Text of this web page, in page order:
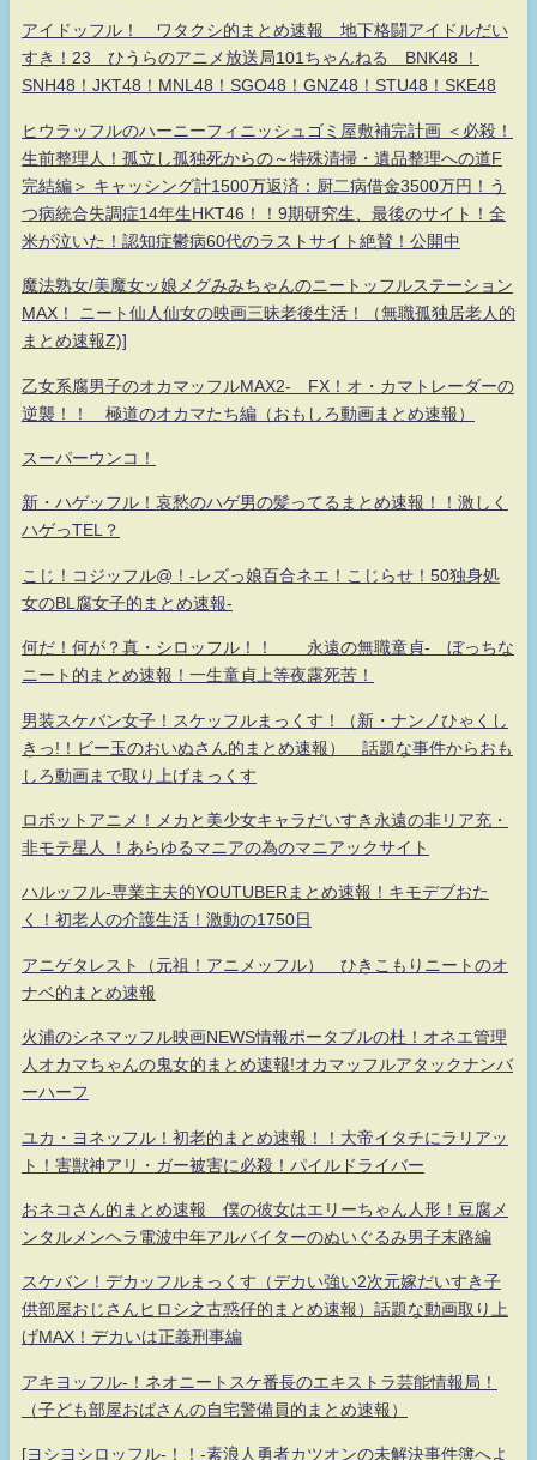
アイドッフル！ ワタクシ的まとめ速報 地下格闘アイドルだい
すき！23 ひうらのアニメ放送局101ちゃんねる BNK48 ！
SNH48！JKT48！MNL48！SGO48！GNZ48！STU48！SKE48
ヒウラッフルのハーニーフィニッシュゴミ屋敷補完計画 ＜必殺！
生前整理人！孤立し孤独死からの～特殊清掃・遺品整理への道F
完結編＞ キャッシング計1500万返済：厨二病借金3500万円！う
つ病統合失調症14年生HKT46！！9期研究生、最後のサイト！全
米が泣いた！認知症鬱病60代のラストサイト絶賛！公開中
魔法熟女/美魔女ッ娘メグみみちゃんのニートッフルステーション
MAX！ ニート仙人仙女の映画三昧老後生活！（無職孤独居老人的
まとめ速報Z)]
乙女系腐男子のオカマッフルMAX2- FX！オ・カマトレーダーの
逆襲！！ 極道のオカマたち編（おもしろ動画まとめ速報）
スーパーウンコ！
新・ハゲッフル！哀愁のハゲ男の髪ってるまとめ速報！！激しく
ハゲっTEL？
こじ！コジッフル@！-レズっ娘百合ネエ！こじらせ！50独身処
女のBL腐女子的まとめ速報-
何だ！何が？真・シロッフル！！ 永遠の無職童貞- ぼっちな
ニート的まとめ速報！一生童貞上等夜露死苦！
男装スケバン女子！スケッフルまっくす！（新・ナンノひゃくし
きっ!！ビー玉のおいぬさん的まとめ速報） 話題な事件からおも
しろ動画まで取り上げまっくす
ロボットアニメ！メカと美少女キャラだいすき永遠の非リア充・
非モテ星人 ！あらゆるマニアの為のマニアックサイト
ハルッフル-専業主夫的YOUTUBERまとめ速報！キモデブおた
く！初老人の介護生活！激動の1750日
アニゲタレスト（元祖！アニメッフル） ひきこもりニートのオ
ナベ的まとめ速報
火浦のシネマッフル映画NEWS情報ポータブルの杜！オネエ管理
人オカマちゃんの鬼女的まとめ速報!オカマッフルアタックナンバ
ーハーフ
ユカ・ヨネッフル！初老的まとめ速報！！大帝イタチにラリアッ
ト！害獣神アリ・ガー被害に必殺！パイルドライバー
おネコさん的まとめ速報 僕の彼女はエリーちゃん人形！豆腐メ
ンタルメンヘラ電波中年アルバイターのぬいぐるみ男子末路編
スケバン！デカッフルまっくす（デカい強い2次元嫁だいすき子
供部屋おじさんヒロシ之古惑仔的まとめ速報）話題な動画取り上
げMAX！デカいは正義刑事編
アキヨッフル-！ネオニートスケ番長のエキストラ芸能情報局！
（子ども部屋おばさんの自宅警備員的まとめ速報）
[ヨシヨシロッフル-！！-素浪人勇者カツオンの未解決事件簿へよ